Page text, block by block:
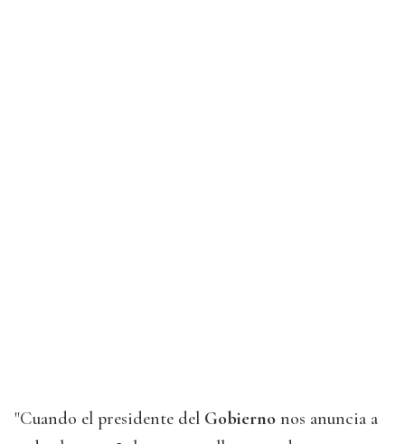
"Cuando el presidente del Gobierno nos anuncia a